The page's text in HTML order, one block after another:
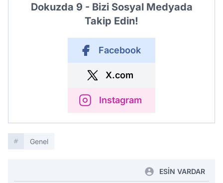
Dokuzda 9 - Bizi Sosyal Medyada
Takip Edin!
Facebook
X.com
Instagram
Genel
ESİN VARDAR